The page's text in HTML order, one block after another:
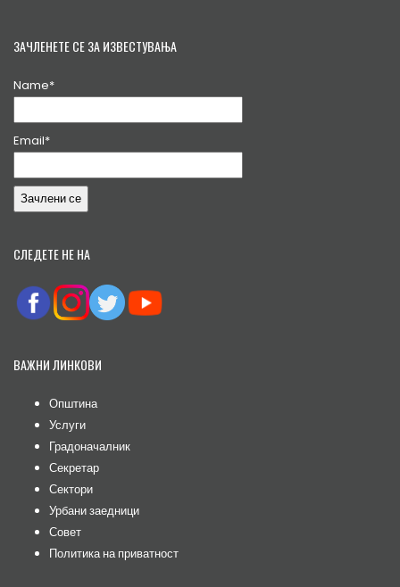
ЗАЧЛЕНЕТЕ СЕ ЗА ИЗВЕСТУВАЊА
Name*
Email*
СЛЕДЕТЕ НЕ НА
ВАЖНИ ЛИНКОВИ
Општина
Услуги
Градоначалник
Секретар
Сектори
Урбани заедници
Совет
Политика на приватност